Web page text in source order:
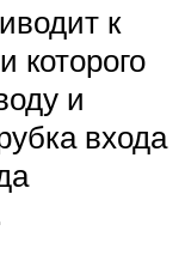
к
которого
и
входа